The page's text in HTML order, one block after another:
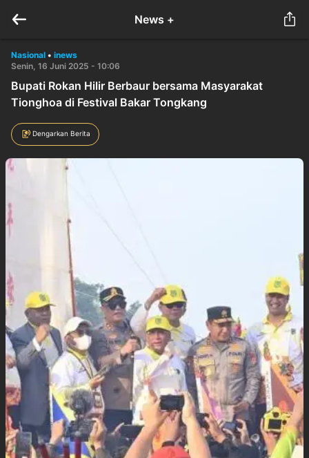
News +
Nasional • inews
Senin, 16 Juni 2025 - 10:06
Bupati Rokan Hilir Berbaur bersama Masyarakat
Tionghoa di Festival Bakar Tongkang
Dengarkan Berita